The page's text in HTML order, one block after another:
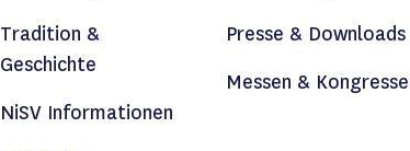
Tradition &
Geschichte
NiSV Informationen
Presse & Downloads
Messen & Kongresse